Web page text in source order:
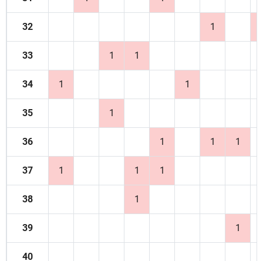
32 1
33 1 1
34 1 1
35 1
36 1 1 1
37 1 1 1
38 1
39 1
40